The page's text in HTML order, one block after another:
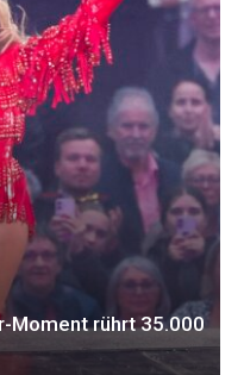
Moment rührt 35.000